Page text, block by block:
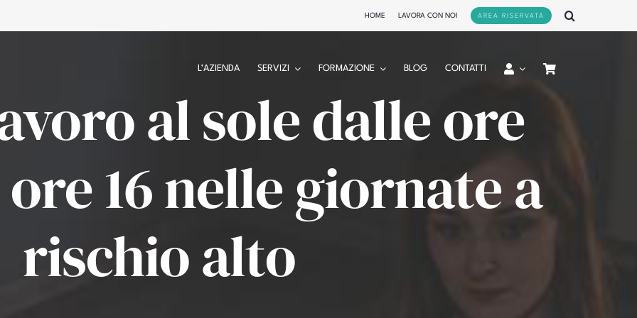
HOME LAVORA CON NOI AREA RISERVATA
L’AZIENDA SERVIZI FORMAZIONE BLOG CONTATTI
al sole dalle ore
16 nelle giornate a
rischio alto